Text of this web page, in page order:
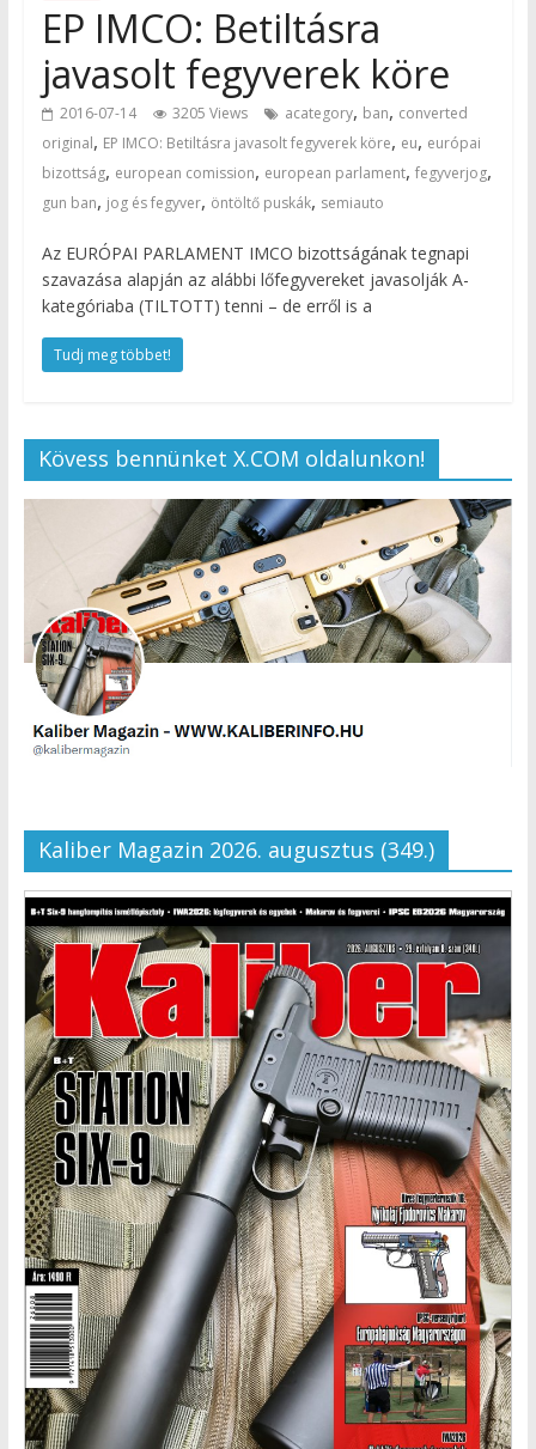
EP IMCO: Betiltásra
javasolt fegyverek köre
2016-07-14 3205 Views acategory, ban, converted
original, EP IMCO: Betiltásra javasolt fegyverek köre, eu, európai
bizottság, european comission, european parlament, fegyverjog,
gun ban, jog és fegyver, öntöltő puskák, semiauto
Az EURÓPAI PARLAMENT IMCO bizottságának tegnapi
szavazása alapján az alábbi lőfegyvereket javasolják A-
kategóriaba (TILTOTT) tenni – de erről is a
Tudj meg többet!
Kövess bennünket X.COM oldalunkon!
Kaliber Magazin 2026. augusztus (349.)